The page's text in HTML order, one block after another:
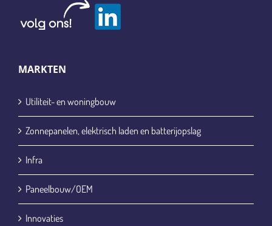
MARKTEN
Utiliteit- en woningbouw
Zonnepanelen, elektrisch laden en batterijopslag
Infra
Paneelbouw/OEM
Innovaties